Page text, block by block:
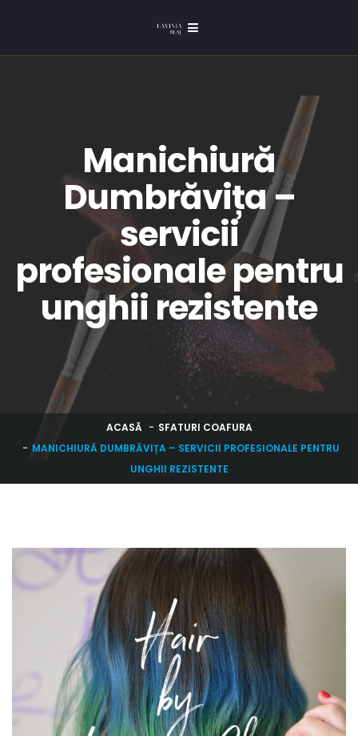
Manichiură
Dumbrăvița –
servicii
profesionale pentru
unghii rezistente
ACASĂ
SFATURI COAFURA
MANICHIURĂ DUMBRĂVIȚA – SERVICII PROFESIONALE PENTRU
UNGHII REZISTENTE